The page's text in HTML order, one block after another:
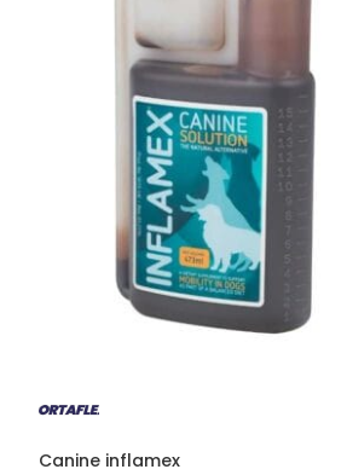
Canine inflamex